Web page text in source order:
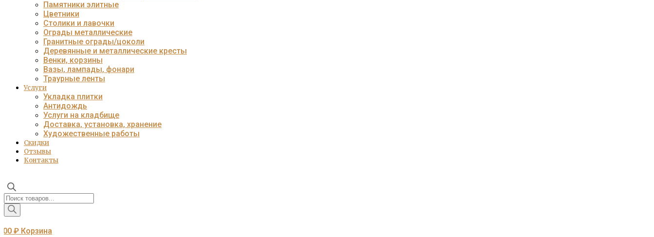
Памятники элитные
Цветники
Столики и лавочки
Ограды металлические
Гранитные ограды/цоколи
Деревянные и металлические кресты
Венки, корзины
Вазы, лампады, фонари
Траурные ленты
Услуги
Укладка плитки
Антидождь
Услуги на кладбище
Доставка, установка, хранение
Художественные работы
Скидки
Отзывы
Контакты
Поиск
товаров
₽ Корзина